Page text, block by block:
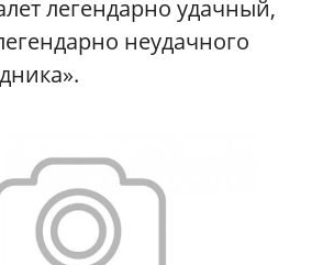
легендарно удачный,
неудачного